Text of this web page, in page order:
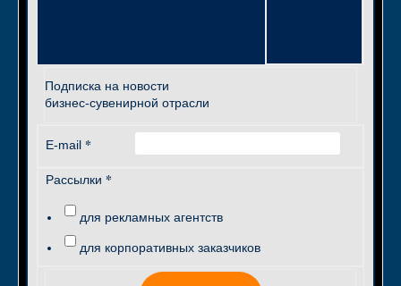
Подписка на новости
бизнес-сувенирной отрасли
E-mail *
Рассылки *
для рекламных агентств
для корпоративных заказчиков